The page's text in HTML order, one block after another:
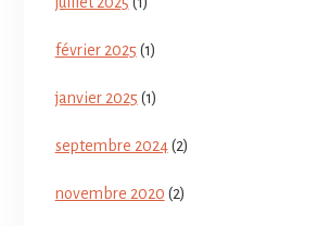
février 2025 (1)
janvier 2025 (1)
septembre 2024(2)
novembre 2020 (2)